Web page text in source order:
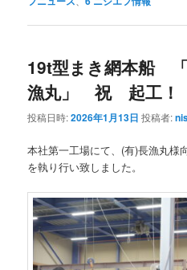
19t型まき網本船
漁丸」 祝 起工！
投稿日時:2026年1月13日 投稿者:
本社第一工場にて、(有)長漁丸様
を執り行い致しました。